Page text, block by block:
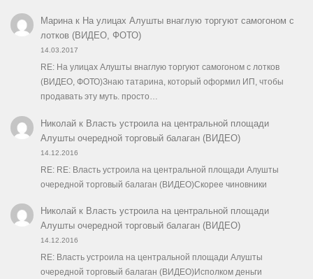
Маринак На улицах Алушты внаглую торгуют самогоном с
лотков (ВИДЕО, ФОТО)
14.03.2017
RE: На улицах Алушты внаглую торгуют самогоном с лотков
(ВИДЕО, ФОТО)Знаю татарина, который оформил ИП, чтобы
продавать эту муть. просто…
Николайк Власть устроила на центральной площади
Алушты очередной торговый балаган (ВИДЕО)
14.12.2016
RE: RE: Власть устроила на центральной площади Алушты
очередной торговый балаган (ВИДЕО)Скорее чиновники
Николайк Власть устроила на центральной площади
Алушты очередной торговый балаган (ВИДЕО)
14.12.2016
RE: Власть устроила на центральной площади Алушты
очередной торговый балаган (ВИДЕО)Исполком деньги